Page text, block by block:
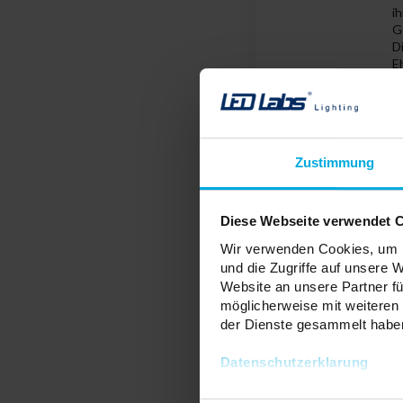
Zustimmung
Diese Webseite verwendet
Wir verwenden Cookies,
und die Zugriffe auf unsere
Website an unsere Partner
möglicherweise mit
der Dienste gesammelt
Datenschutzerklarung